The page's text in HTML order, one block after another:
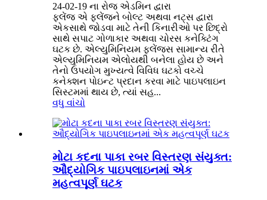
24-02-19 ના રોજ એડમિન દ્વારા
ફ્લેંજ એ ફ્લેંજને બોલ્ટ અથવા નટ્સ દ્વારા
એકસાથે જોડવા માટે તેની કિનારીઓ પર છિદ્રો
સાથે સપાટ ગોળાકાર અથવા ચોરસ કનેક્ટિંગ
ઘટક છે. એલ્યુમિનિયમ ફ્લેંજ્સ સામાન્ય રીતે
એલ્યુમિનિયમ એલોયથી બનેલા હોય છે અને
તેનો ઉપયોગ મુખ્યત્વે વિવિધ ઘટકો વચ્ચે
કનેક્શન પોઇન્ટ પ્રદાન કરવા માટે પાઇપલાઇન
સિસ્ટમમાં થાય છે, ત્યાં સહ...
વધુ વાંચો
મોટા કદના પાકા રબર વિસ્તરણ સંયુક્ત:
ઔદ્યોગિક પાઇપલાઇનમાં એક
મહત્વપૂર્ણ ઘટક